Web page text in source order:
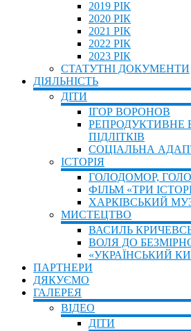
2019 РІК
2020 РІК
2021 РІК
2022 РІК
2023 РІК
СТАТУТНІ ДОКУМЕНТИ
ДІЯЛЬНІСТЬ
ДІТИ
ІГОР ВОРОНОВ
РЕПРОДУКТИВНЕ
ПІДЛІТКІВ
СОЦІАЛЬНА
ІСТОРІЯ
ГОЛОДОМОР,
ФІЛЬМ «ТРИ
ХАРКІВСЬКИЙ
МИСТЕЦТВО
ВАСИЛЬ
ВОЛЯ ДО
«УКРАЇНСЬКИЙ
ПАРТНЕРИ
ДЯКУЄМО
ГАЛЕРЕЯ
ВIДЕО
ДIТИ